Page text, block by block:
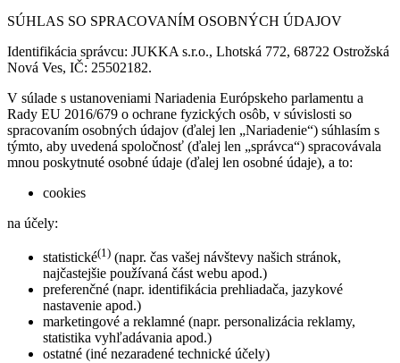
SÚHLAS SO SPRACOVANÍM OSOBNÝCH ÚDAJOV
Identifikácia správcu: JUKKA s.r.o., Lhotská 772, 68722 Ostrožská
Nová Ves, IČ: 25502182.
V súlade s ustanoveniami Nariadenia Európskeho parlamentu a
Rady EU 2016/679 o ochrane fyzických osôb, v súvislosti so
spracovaním osobných údajov (ďalej len „Nariadenie“) súhlasím s
týmto, aby uvedená spoločnosť (ďalej len „správca“) spracovávala
mnou poskytnuté osobné údaje (ďalej len osobné údaje), a to:
cookies
na účely:
statistické(1) (napr. čas vašej návštevy našich stránok,
najčastejšie používaná část webu apod.)
preferenčné (napr. identifikácia prehliadača, jazykové
nastavenie apod.)
marketingové a reklamné (napr. personalizácia reklamy,
statistika vyhľadávania apod.)
ostatné (iné nezaradené technické účely)